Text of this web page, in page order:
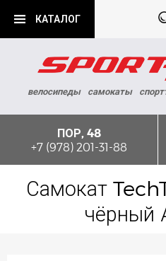
КАТАЛОГ
велосипеды самокаты
ПОР, 48
+7 (978) 201-31-88
Самокат
чёрный